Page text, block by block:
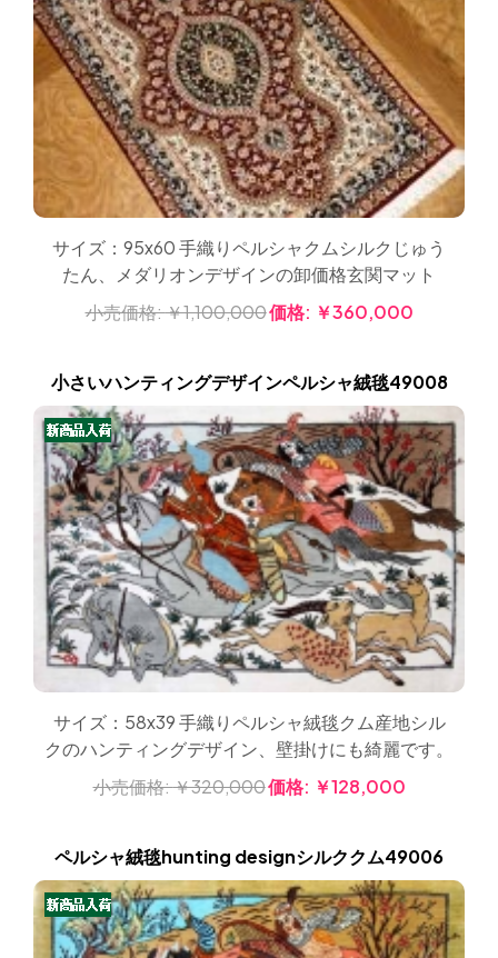
サイズ：95x60 手織りペルシャクムシルクじゅう
たん、メダリオンデザインの卸価格玄関マット
小売価格:￥1,100,000価格: ￥360,000
小さいハンティングデザインペルシャ絨毯49008
サイズ：58x39 手織りペルシャ絨毯クム産地シル
クのハンティングデザイン、壁掛けにも綺麗です。
小売価格:￥320,000価格: ￥128,000
ペルシャ絨毯hunting designシルククム49006